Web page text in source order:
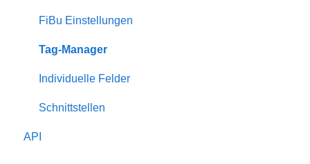
Rabatte
Zuschläge
Serienversand
FiBu Einstellungen
Tag-Manager
Individuelle Felder
Schnittstellen
API